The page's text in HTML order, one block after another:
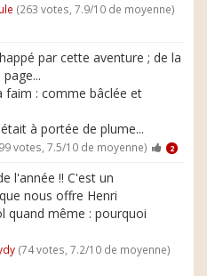
(263 votes, 7.9/10 de moyenne)
par cette aventure ; de la
faim : comme bâclée et
à portée de plume...
votes, 7.5/10 de moyenne) 2
l'année !! C'est un
nous offre Henri
quand même : pourquoi
(74 votes, 7.2/10 de moyenne)